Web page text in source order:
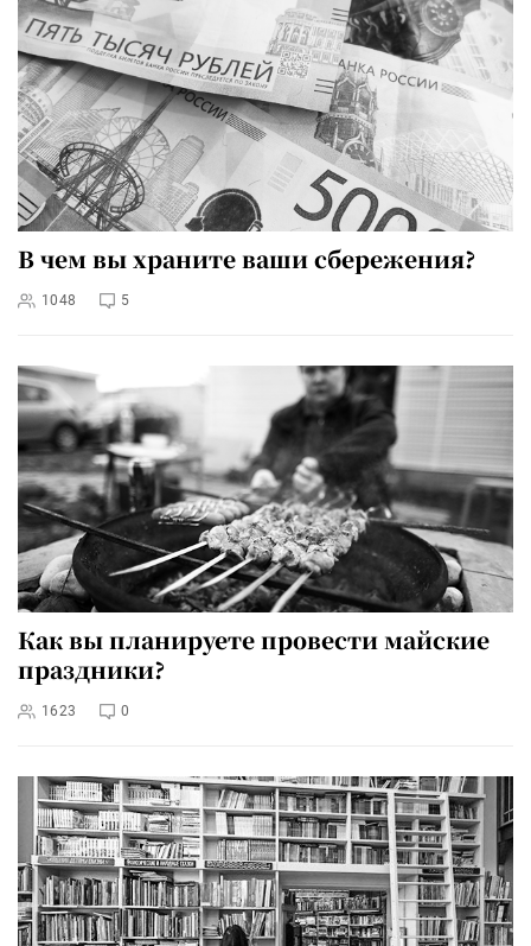
В чем вы храните ваши сбережения?
1048 5
Как вы планируете провести майские
праздники?
1623 0